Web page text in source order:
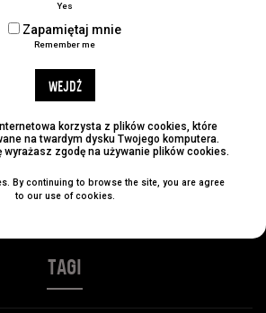
KATEGORIE
No categories
ARCHIWUM
NAJLEPSZE POSTY
TAGI
Yes
Zapamiętaj mnie
Remember me
WEJDŹ
korzysta z plików cookies, które
na twardym dysku Twojego komputera.
wyrażasz zgodę na używanie plików cookies.
By continuing to browse the site, you are agree
to our use of cookies.